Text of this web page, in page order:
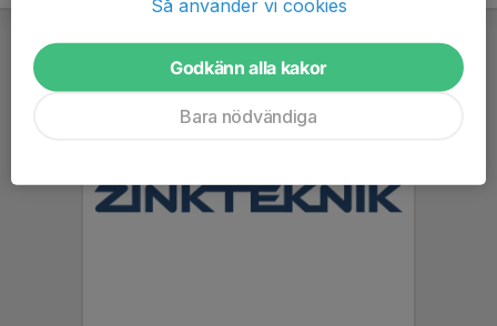
Så använder vi cookies
Godkänn alla kakor
Bara nödvändiga